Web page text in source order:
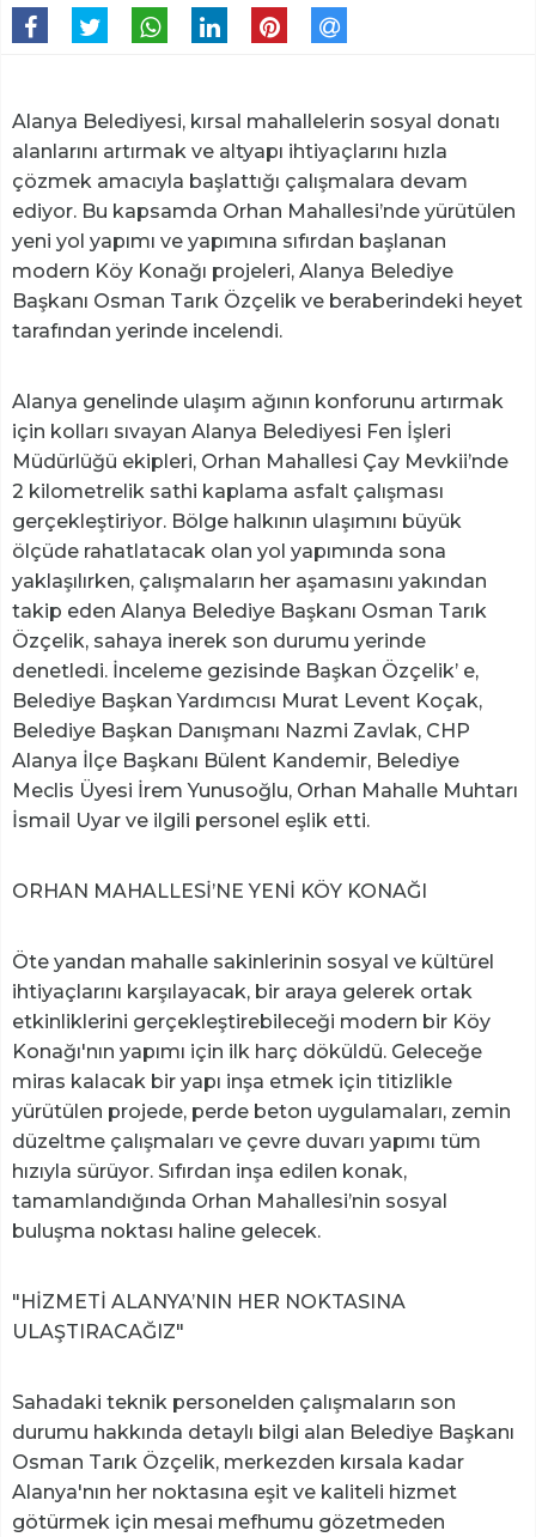
Alanya Belediyesi, kırsal mahallelerin sosyal donatı
alanlarını artırmak ve altyapı ihtiyaçlarını hızla
çözmek amacıyla başlattığı çalışmalara devam
ediyor. Bu kapsamda Orhan Mahallesi’nde yürütülen
yeni yol yapımı ve yapımına sıfırdan başlanan
modern Köy Konağı projeleri, Alanya Belediye
Başkanı Osman Tarık Özçelik ve beraberindeki heyet
tarafından yerinde incelendi.
Alanya genelinde ulaşım ağının konforunu artırmak
için kolları sıvayan Alanya Belediyesi Fen İşleri
Müdürlüğü ekipleri, Orhan Mahallesi Çay Mevkii’nde
2 kilometrelik sathi kaplama asfalt çalışması
gerçekleştiriyor. Bölge halkının ulaşımını büyük
ölçüde rahatlatacak olan yol yapımında sona
yaklaşılırken, çalışmaların her aşamasını yakından
takip eden Alanya Belediye Başkanı Osman Tarık
Özçelik, sahaya inerek son durumu yerinde
denetledi. İnceleme gezisinde Başkan Özçelik’ e,
Belediye Başkan Yardımcısı Murat Levent Koçak,
Belediye Başkan Danışmanı Nazmi Zavlak, CHP
Alanya İlçe Başkanı Bülent Kandemir, Belediye
Meclis Üyesi İrem Yunusoğlu, Orhan Mahalle Muhtarı
İsmail Uyar ve ilgili personel eşlik etti.
ORHAN MAHALLESİ’NE YENİ KÖY KONAĞI
Öte yandan mahalle sakinlerinin sosyal ve kültürel
ihtiyaçlarını karşılayacak, bir araya gelerek ortak
etkinliklerini gerçekleştirebileceği modern bir Köy
Konağı'nın yapımı için ilk harç döküldü. Geleceğe
miras kalacak bir yapı inşa etmek için titizlikle
yürütülen projede, perde beton uygulamaları, zemin
düzeltme çalışmaları ve çevre duvarı yapımı tüm
hızıyla sürüyor. Sıfırdan inşa edilen konak,
tamamlandığında Orhan Mahallesi’nin sosyal
buluşma noktası haline gelecek.
"HİZMETİ ALANYA’NIN HER NOKTASINA
ULAŞTIRACAĞIZ"
Sahadaki teknik personelden çalışmaların son
durumu hakkında detaylı bilgi alan Belediye Başkanı
Osman Tarık Özçelik, merkezden kırsala kadar
Alanya'nın her noktasına eşit ve kaliteli hizmet
götürmek için mesai mefhumu gözetmeden